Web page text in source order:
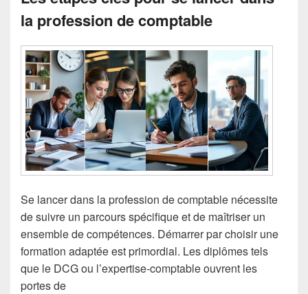
la profession de comptable
Se lancer dans la profession de comptable nécessite
de suivre un parcours spécifique et de maîtriser un
ensemble de compétences. Démarrer par choisir une
formation adaptée est primordial. Les diplômes tels
que le DCG ou l’expertise-comptable ouvrent les
portes de